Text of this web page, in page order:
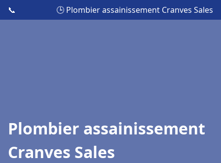
📞 🕒 Plombier assainissement Cranves Sales
Plombier assainissement
Cranves Sales